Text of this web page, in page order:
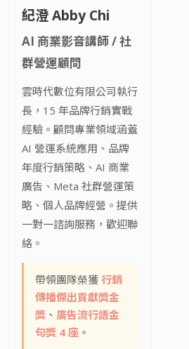
紀澄 Abby Chi
AI 商業影音講師 / 社
群營運顧問
雲時代數位有限公司執行
長，15 年品牌行銷實戰
經驗。顧問專業領域涵蓋
AI 營運系統應用、品牌
年度行銷策略、AI 商業
廣告、Meta 社群營運策
略、個人品牌經營。提供
一對一諮詢服務，歡迎聯
絡。
帶領團隊榮獲 行銷
傳播傑出貢獻獎金
獎 、 廣告流行語金
句獎 4 座 。